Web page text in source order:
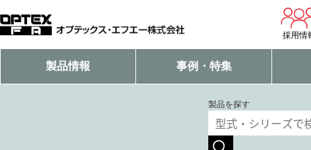
採用情
製品情報 事例・特集
製品を探す